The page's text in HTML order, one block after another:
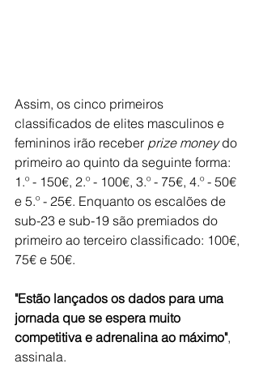
Assim, os cinco primeiros
classificados de elites masculinos e
femininos irão receber prize money do
primeiro ao quinto da seguinte forma:
1.º - 150€, 2.º - 100€, 3.º - 75€, 4.º - 50€
e 5.º - 25€. Enquanto os escalões de
sub-23 e sub-19 são premiados do
primeiro ao terceiro classificado: 100€,
75€ e 50€.
"Estão lançados os dados para uma
jornada que se espera muito
competitiva e adrenalina ao máximo",
assinala.